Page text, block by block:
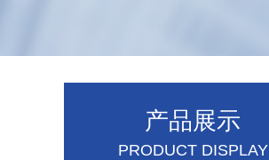
产品展示
PRODUCT DISPLAY